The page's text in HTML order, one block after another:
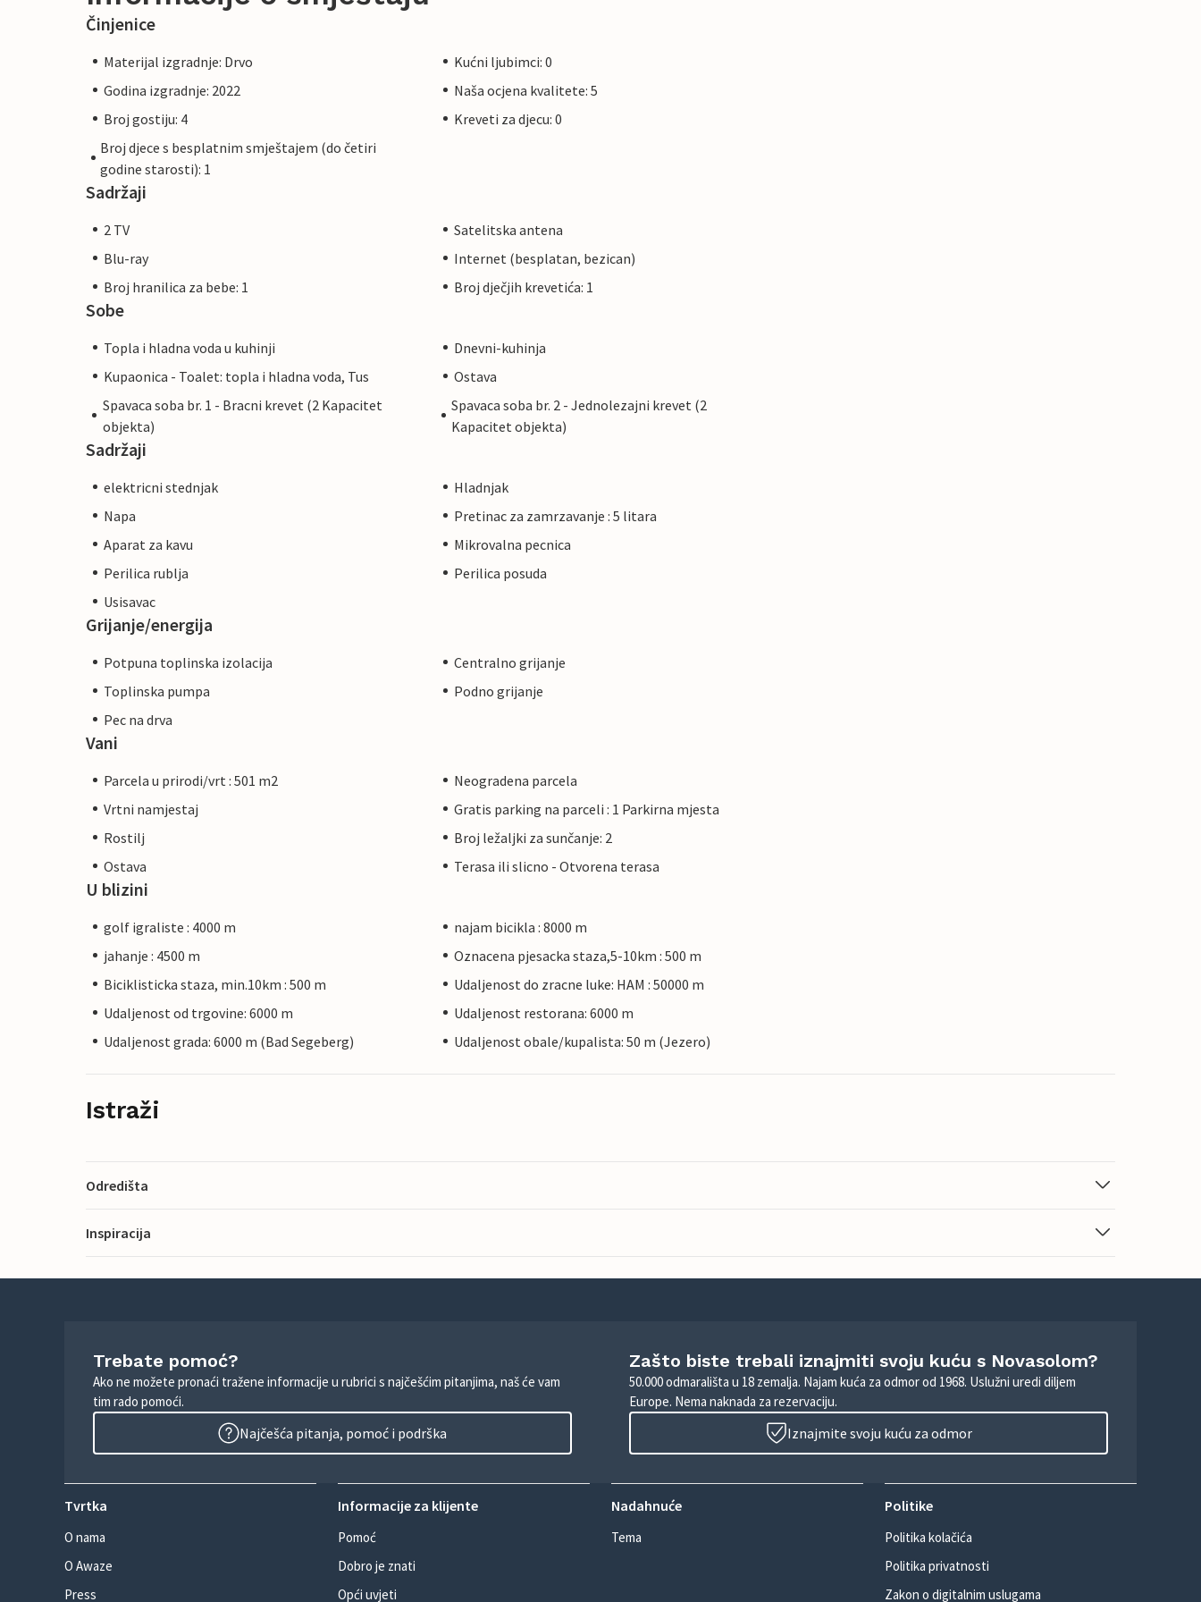
Činjenice
Materijal izgradnje: Drvo
Kućni ljubimci: 0
Godina izgradnje: 2022
Naša ocjena kvalitete: 5
Broj gostiju: 4
Kreveti za djecu: 0
Broj djece s besplatnim smještajem (do četiri
godine starosti): 1
Sadržaji
2 TV
Satelitska antena
Blu-ray
Internet (besplatan, bezican)
Broj hranilica za bebe: 1
Broj dječjih krevetića: 1
Sobe
Topla i hladna voda u kuhinji
Dnevni-kuhinja
Kupaonica - Toalet: topla i hladna voda, Tus
Ostava
Spavaca soba br. 1 - Bracni krevet (2 Kapacitet
objekta)
Spavaca soba br. 2 - Jednolezajni krevet (2
Kapacitet objekta)
Sadržaji
elektricni stednjak
Hladnjak
Napa
Pretinac za zamrzavanje : 5 litara
Aparat za kavu
Mikrovalna pecnica
Perilica rublja
Perilica posuda
Usisavac
Grijanje/energija
Potpuna toplinska izolacija
Centralno grijanje
Toplinska pumpa
Podno grijanje
Pec na drva
Vani
Parcela u prirodi/vrt : 501 m2
Neogradena parcela
Vrtni namjestaj
Gratis parking na parceli : 1 Parkirna mjesta
Rostilj
Broj ležaljki za sunčanje: 2
Ostava
Terasa ili slicno - Otvorena terasa
U blizini
golf igraliste : 4000 m
najam bicikla : 8000 m
jahanje : 4500 m
Oznacena pjesacka staza,5-10km : 500 m
Biciklisticka staza, min.10km : 500 m
Udaljenost do zracne luke: HAM : 50000 m
Udaljenost od trgovine: 6000 m
Udaljenost restorana: 6000 m
Udaljenost grada: 6000 m (Bad Segeberg)
Udaljenost obale/kupalista: 50 m (Jezero)
Istraži
Odredišta
Inspiracija
Trebate pomoć?
Ako ne možete pronaći tražene informacije u rubrici s najčešćim pitanjima, naš će vam
tim rado pomoći.
Najčešća pitanja, pomoć i podrška
Zašto biste trebali iznajmiti svoju kuću s Novasolom?
50.000 odmarališta u 18 zemalja. Najam kuća za odmor od 1968. Uslužni uredi diljem
Europe. Nema naknada za rezervaciju.
Iznajmite svoju kuću za odmor
Tvrtka
O nama
O Awaze
Press
Informacije za klijente
Pomoć
Dobro je znati
Opći uvjeti
Nadahnuće
Tema
Politike
Politika kolačića
Politika privatnosti
Zakon o digitalnim uslugama